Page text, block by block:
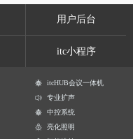
用户后台
itc小程序
itcHUB会议一体机
专业扩声
中控系统
亮化照明